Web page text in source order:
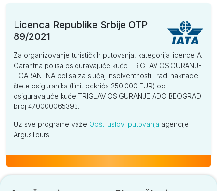
Licenca Republike Srbije OTP
89/2021
Za organizovanje turističkih putovanja, kategorija licence A.
Garantna polisa osiguravajuće kuće TRIGLAV OSIGURANJE
- GARANTNA polisa za slučaj insolventnosti i radi naknade
štete osiguranika (limit pokrića 250.000 EUR) od
osiguravajuće kuće TRIGLAV OSIGURANJE ADO BEOGRAD
broj 470000065393.
Uz sve programe važe Opšti uslovi putovanja agencije
ArgusTours.